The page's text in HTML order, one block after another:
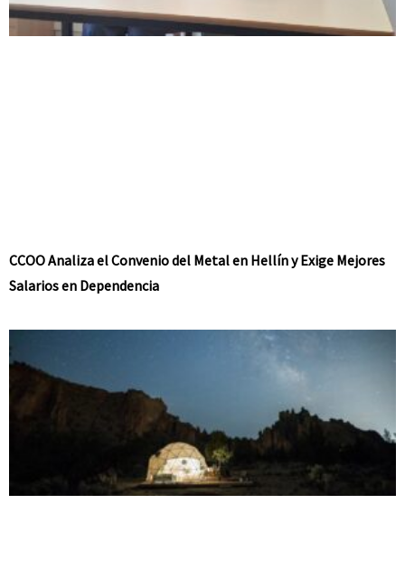
CCOO Analiza el Convenio del Metal en Hellín y Exige Mejores
Salarios en Dependencia